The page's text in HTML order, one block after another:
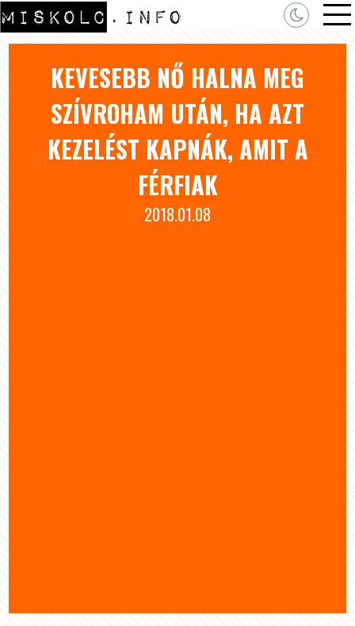
KEVESEBB NŐ HALNA MEG
SZÍVROHAM UTÁN, HA AZT
KEZELÉST KAPNÁK, AMIT A
FÉRFIAK
2018.01.08